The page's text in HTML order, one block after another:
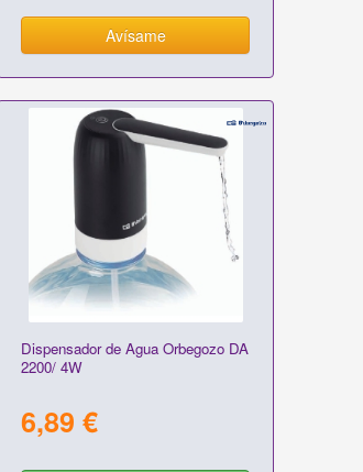
Avísame
Dispensador de Agua Orbegozo DA
2200/ 4W
6,89 €